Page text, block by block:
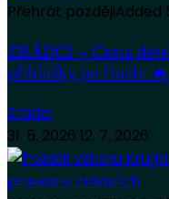
Přehrát pozdějiAdded
ZRÁDCI – Cesta
přihlášky po finále 🔥
Zradci
31. 5. 2026 12. 7. 2026